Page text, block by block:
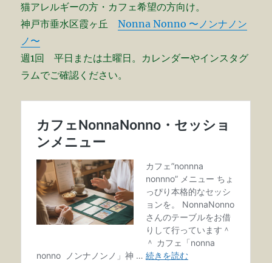
猫アレルギーの方・カフェ希望の方向け。
神戸市垂水区霞ヶ丘Nonna Nonno 〜ノンナノン
ノ〜
週1回 平日または土曜日。カレンダーやインスタグ
ラムでご確認ください。